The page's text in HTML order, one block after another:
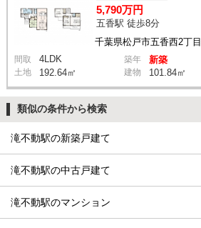
千葉県松戸市五香西2丁目
5,790万円
五香駅 徒歩8分
間取 4LDK 築年 新築
土地 192.64㎡ 建物 101.84㎡
類似の条件から検索
滝不動駅の新築戸建て
滝不動駅の中古戸建て
滝不動駅のマンション